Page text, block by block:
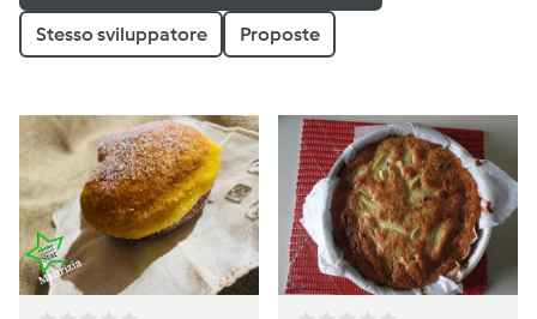
Stesso sviluppatore Proposte